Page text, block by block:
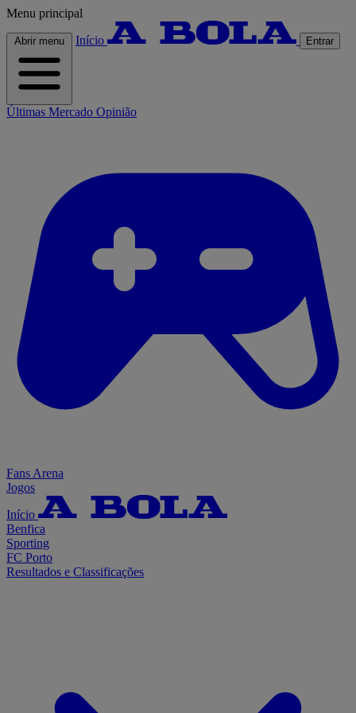
Menu principal
Abrir menu Início Entrar
Últimas Mercado Opinião
Fans Arena
Jogos
Início
Benfica
Sporting
FC Porto
Resultados e Classificações